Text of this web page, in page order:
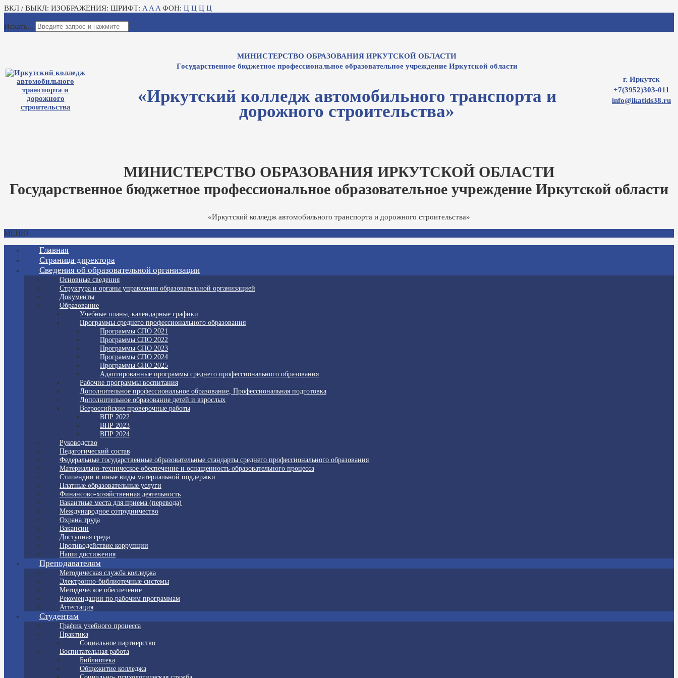
ВКЛ / ВЫКЛ: ИЗОБРАЖЕНИЯ: ШРИФТ: A A A ФОН: Ц Ц Ц Ц
Искать...
МИНИСТЕРСТВО ОБРАЗОВАНИЯ ИРКУТСКОЙ ОБЛАСТИ
Государственное бюджетное профессиональное образовательное учреждение Иркутской области
«Иркутский колледж автомобильного транспорта и
дорожного строительства»
г. Иркутск
+7(3952)303-011
info@ikatids38.ru
МИНИСТЕРСТВО ОБРАЗОВАНИЯ ИРКУТСКОЙ ОБЛАСТИ
Государственное бюджетное профессиональное образовательное учреждение Иркутской области
«Иркутский колледж автомобильного транспорта и дорожного строительства»
МЕНЮ
Главная
Страница директора
Сведения об образовательной организации
Основные сведения
Структура и органы управления образовательной организацией
Документы
Образование
Учебные планы, календарные графики
Программы среднего профессионального образования
Программы СПО 2021
Программы СПО 2022
Программы СПО 2023
Программы СПО 2024
Программы СПО 2025
Адаптированные программы среднего профессионального образования
Рабочие программы воспитания
Дополнительное профессиональное образование, Профессиональная подготовка
Дополнительное образование детей и взрослых
Всероссийские проверочные работы
ВПР 2022
ВПР 2023
ВПР 2024
Руководство
Педагогический состав
Федеральные государственные образовательные стандарты среднего профессионального образования
Материально-техническое обеспечение и оснащенность образовательного процесса
Стипендии и иные виды материальной поддержки
Платные образовательные услуги
Финансово-хозяйственная деятельность
Вакантные места для приема (перевода)
Международное сотрудничество
Охрана труда
Вакансии
Доступная среда
Противодействие коррупции
Наши достижения
Преподавателям
Методическая служба колледжа
Электронно-библиотечные системы
Методическое обеспечение
Рекомендации по рабочим программам
Аттестация
Студентам
График учебного процесса
Практика
Социальное партнерство
Воспитательная работа
Библиотека
Общежитие колледжа